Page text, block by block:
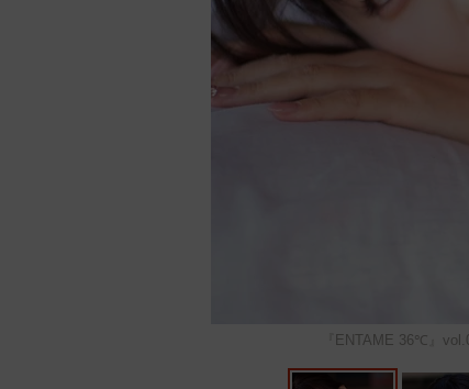
『ENTAME 36℃』